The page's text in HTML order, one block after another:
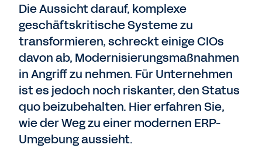
Die Aussicht darauf, komplexe
geschäftskritische Systeme zu
transformieren, schreckt einige CIOs
davon ab, Modernisierungsmaßnahmen
in Angriff zu nehmen. Für Unternehmen
ist es jedoch noch riskanter, den Status
quo beizubehalten. Hier erfahren Sie,
wie der Weg zu einer modernen ERP-
Umgebung aussieht.